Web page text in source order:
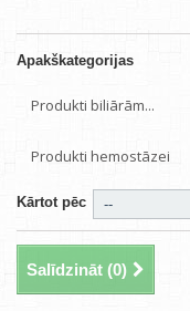
Apakškategorijas
Produkti biliārām...
Produkti hemostāzei
Kārtot pēc
Salīdzināt (0)